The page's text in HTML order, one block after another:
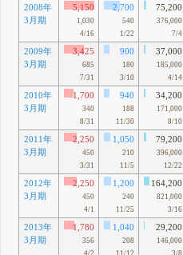
2008年
3月期
5,150
1,030
4/16
2,700
540
1/22
75,200
376,000
7/4
2009年
3月期
3,425
685
7/31
900
180
3/10
37,000
185,000
4/14
2010年
3月期
1,700
340
8/31
940
188
11/30
34,200
171,000
8/10
2011年
3月期
2,250
450
3/31
1,050
210
11/5
79,200
396,000
12/22
2012年
3月期
2,250
450
4/1
1,200
240
11/25
164,200
821,000
3/16
2013年
3月期
1,780
356
1,040
208
29,200
146,000